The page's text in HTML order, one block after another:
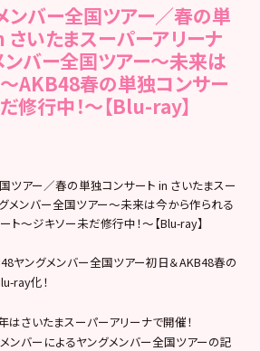
ンバー全国ツアー／春の単
いたまスーパーアリーナ
バー全国ツアー～未来は
AKB48春の単独コンサー
修行中！～【Blu-ray】
ツアー／春の単独コンサート in さいたまスー
メンバー全国ツアー～未来は今から作られる
～ジキソー未だ修行中！～【Blu-ray】
ヤングメンバー全国ツアー初日＆AKB48春の
ray化！
はさいたまスーパーアリーナで開催！
ンバーによるヤングメンバー全国ツアーの記